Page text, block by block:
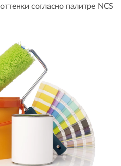
согласно палитре NCS